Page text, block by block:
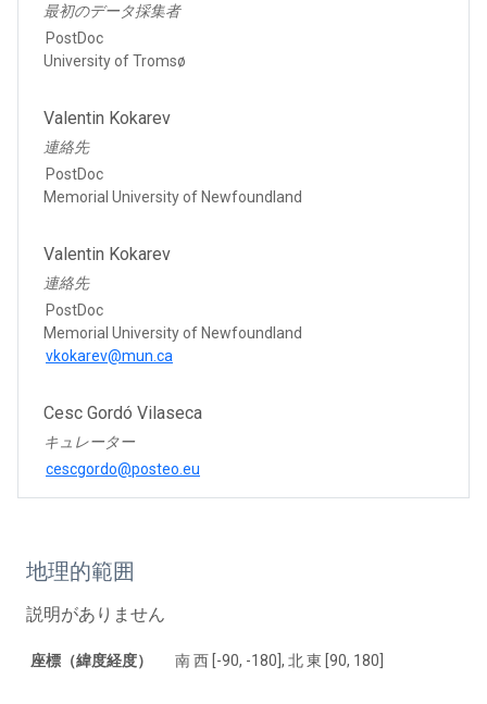
最初のデータ採集者
PostDoc
University of Tromsø
Valentin Kokarev
連絡先
PostDoc
Memorial University of Newfoundland
Valentin Kokarev
連絡先
PostDoc
Memorial University of Newfoundland
vkokarev@mun.ca
Cesc Gordó Vilaseca
キュレーター
cescgordo@posteo.eu
地理的範囲
説明がありません
座標（緯度経度） 南 西 [-90, -180], 北 東 [90, 180]